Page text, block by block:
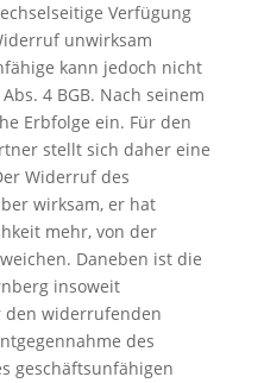
Verfügung
unwirksam
kann jedoch nicht
4 BGB. Nach seinem
Erbfolge ein. Für den
stellt sich daher eine
Widerruf des
wirksam, er hat
mehr, von der
Daneben ist die
insoweit
den widerrufenden
des
geschäftsunfähigen